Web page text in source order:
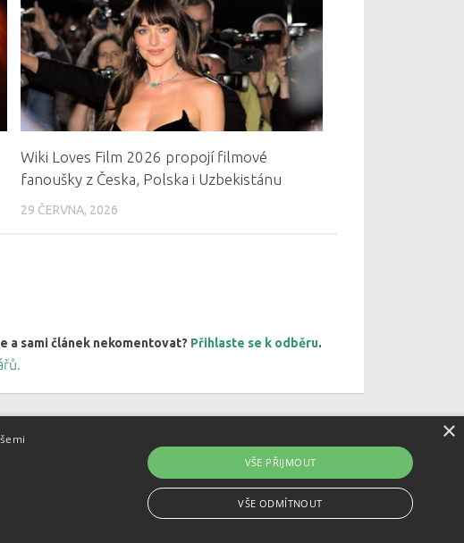
Wiki Loves Film 2026 propojí filmové
fanoušky z Česka, Polska i Uzbekistánu
29 ČERVNA, 2026
a sami článek nekomentovat? Přihlaste se k odběru.
×
VŠE PŘIJMOUT
VŠE ODMÍTNOUT